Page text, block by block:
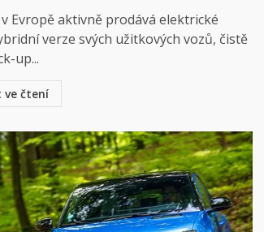
Evropě aktivně prodává elektrické
verze svých užitkových vozů, čistě
up...
ve čtení